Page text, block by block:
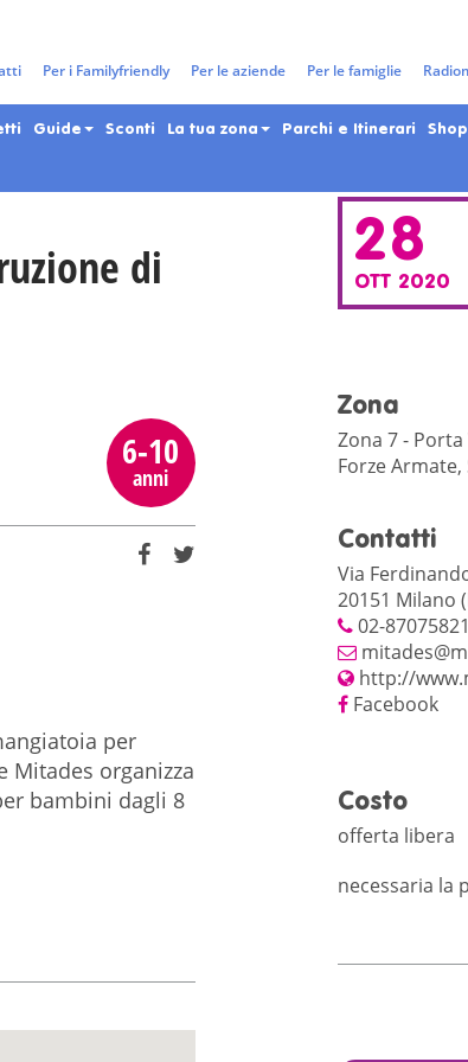
Per i Familyfriendly Per le aziende Per le famiglie
Guide Sconti La tua zona Parchi e Itinerari Shop
nella Città
di
6-10
anni
per
Mitades organizza
bambini dagli 8
28
OTT 2020
Zona
Zona 7 -
Forze Armate,
Contatti
Via
20151 Milano
02-87075821
http://
Facebook
Costo
offerta libera
necessaria la